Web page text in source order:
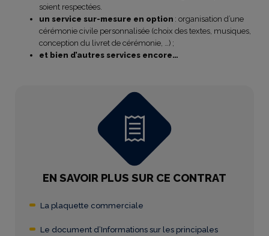
soient respectées.
un service sur-mesure en option : organisation d’une
cérémonie civile personnalisée (choix des textes, musiques,
conception du livret de cérémonie, …) ;
et bien d’autres services encore…
EN SAVOIR PLUS SUR CE CONTRAT
La plaquette commerciale
Le document d’Informations sur les principales